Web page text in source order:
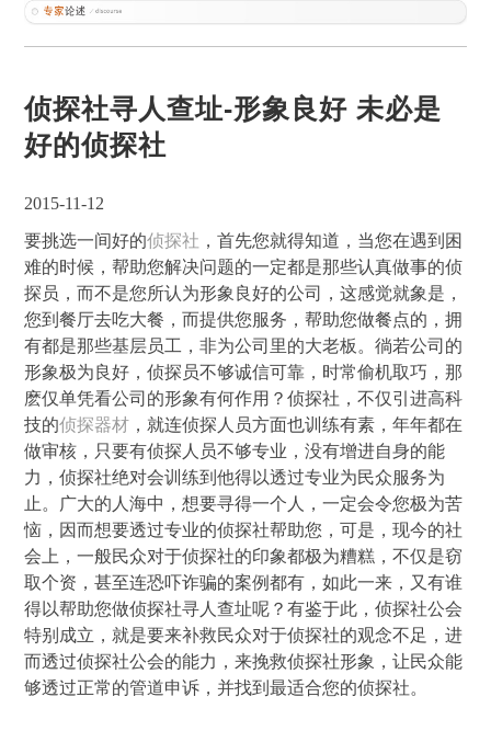
侦探社寻人查址-形象良好 未必是
好的侦探社
2015-11-12
要挑选一间好的侦探社 ，首先您就得知道，当您在遇到困
难的时候，帮助您解决问题的一定都是那些认真做事的侦
探员，而不是您所认为形象良好的公司，这感觉就象是，
您到餐厅去吃大餐，而提供您服务，帮助您做餐点的，拥
有都是那些基层员工，非为公司里的大老板。徜若公司的
形象极为良好，侦探员不够诚信可靠，时常偷机取巧，那
麽仅单凭看公司的形象有何作用？侦探社，不仅引进高科
技的侦探器材 ，就连侦探人员方面也训练有素，年年都在
做审核，只要有侦探人员不够专业，没有增进自身的能
力，侦探社绝对会训练到他得以透过专业为民众服务为
止。广大的人海中，想要寻得一个人，一定会令您极为苦
恼，因而想要透过专业的侦探社帮助您，可是，现今的社
会上，一般民众对于侦探社的印象都极为糟糕，不仅是窃
取个资，甚至连恐吓诈骗的案例都有，如此一来，又有谁
得以帮助您做侦探社寻人查址呢？有鉴于此，侦探社公会
特别成立，就是要来补救民众对于侦探社的观念不足，进
而透过侦探社公会的能力，来挽救侦探社形象，让民众能
够透过正常的管道申诉，并找到最适合您的侦探社。